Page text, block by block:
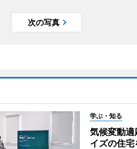
次の写真
学ぶ・知る
気候変動
イズの住